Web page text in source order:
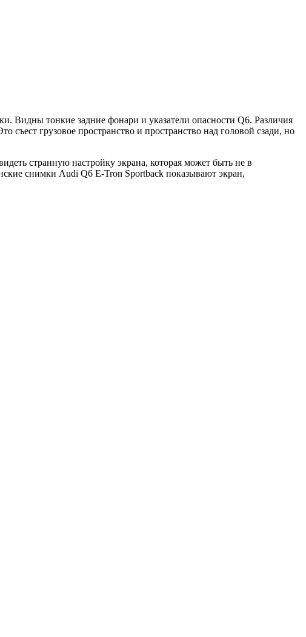
Видны тонкие задние фонари и указатели опасности Q6. Различия
грузовое пространство и пространство над головой сзади, но
странную настройку экрана, которая может быть не в
снимки Audi Q6 E-Tron Sportback показывают экран,